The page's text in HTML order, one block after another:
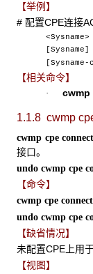
【举例】
# 配置CPE连接
[Sysname]
[Sysname-
【相关命令】
· cwmp
1.1.8 cwmp
cwmp cpe
接口。
undo cwmp cpe
【命令】
cwmp cpe
undo cwmp cpe
【缺省情况】
未配置CPE上用
【视图】